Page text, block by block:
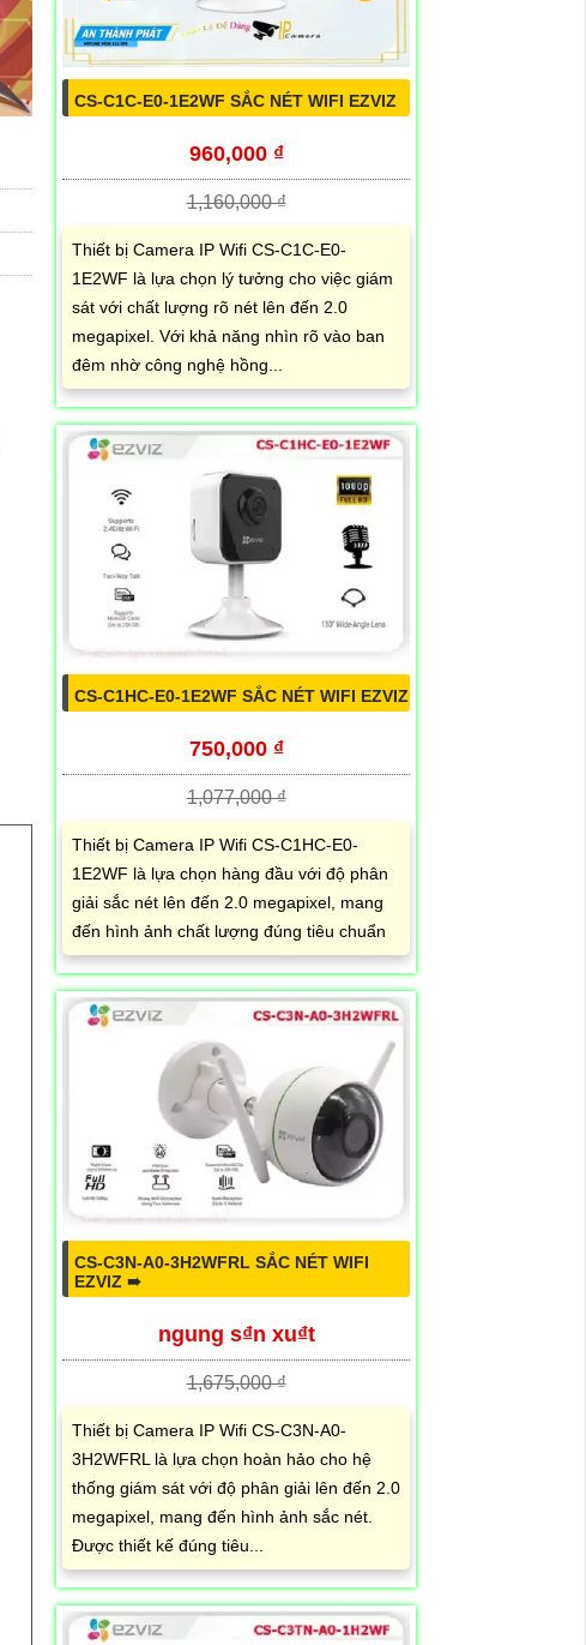
CS-C1C-E0-1E2WF SẮC NÉT WIFI EZVIZ
960,000 ₫
1,160,000 ₫
Thiết bị Camera IP Wifi CS-C1C-E0-
1E2WF là lựa chọn lý tưởng cho việc giám
sát với chất lượng rõ nét lên đến 2.0
megapixel. Với khả năng nhìn rõ vào ban
đêm nhờ công nghệ hồng...
CS-C1HC-E0-1E2WF SẮC NÉT WIFI EZVIZ
750,000 ₫
1,077,000 ₫
Thiết bị Camera IP Wifi CS-C1HC-E0-
1E2WF là lựa chọn hàng đầu với độ phân
giải sắc nét lên đến 2.0 megapixel, mang
đến hình ảnh chất lượng đúng tiêu chuẩn
CS-C3N-A0-3H2WFRL SẮC NÉT WIFI
EZVIZ ➠
ngung s₫n xu₫t
1,675,000 ₫
Thiết bị Camera IP Wifi CS-C3N-A0-
3H2WFRL là lựa chọn hoàn hảo cho hệ
thống giám sát với độ phân giải lên đến 2.0
megapixel, mang đến hình ảnh sắc nét.
Được thiết kế đúng tiêu...